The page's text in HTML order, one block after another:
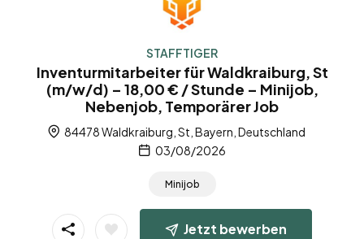
STAFFTIGER
Inventurmitarbeiter für Waldkraiburg, St
(m/w/d) – 18,00 € / Stunde – Minijob,
Nebenjob, Temporärer Job
84478 Waldkraiburg, St, Bayern, Deutschland
03/08/2026
Minijob
Jetzt bewerben